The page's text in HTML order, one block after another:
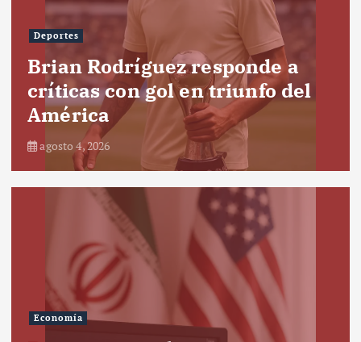
Deportes
Brian Rodríguez responde a
críticas con gol en triunfo del
América
agosto 4, 2026
Economía